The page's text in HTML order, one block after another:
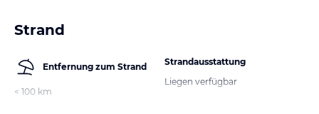
Strand
Entfernung zum Strand
< 100 km
Strandausstattung
Liegen verfügbar